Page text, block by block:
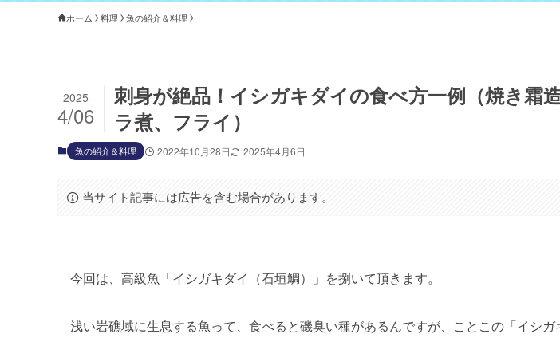
ホーム 料理 魚の紹介＆料理
刺身が絶品！イシガキダイの食べ方一例（焼き霜
ラ煮、フライ）
2025
4/06
魚の紹介＆料理 2022年10月28日 2025年4月6日
当サイト記事には広告を含む場合があります。
今回は、高級魚「イシガキダイ（石垣鯛）」を捌いて頂きます。
浅い岩礁域に生息する魚って、食べると磯臭い種があるんですが、ことこの「イシ